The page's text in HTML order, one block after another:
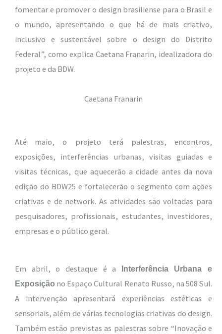
fomentar e promover o design brasiliense para o Brasil e
o mundo, apresentando o que há de mais criativo,
inclusivo e sustentável sobre o design do Distrito
Federal”, como explica Caetana Franarin, idealizadora do
projeto e da BDW.
Caetana Franarin
Até maio, o projeto terá palestras, encontros,
exposições, interferências urbanas, visitas guiadas e
visitas técnicas, que aquecerão a cidade antes da nova
edição do BDW25 e fortalecerão o segmento com ações
criativas e de network. As atividades são voltadas para
pesquisadores, profissionais, estudantes, investidores,
empresas e o público geral.
Em abril, o destaque é a
Interferência Urbana e
Exposição no Espaço Cultural Renato Russo, na 508 Sul.
A intervenção apresentará experiências estéticas e
sensoriais, além de várias tecnologias criativas do design.
Também estão previstas as palestras sobre “Inovação e